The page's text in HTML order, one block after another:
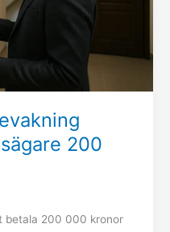
200
betala 200 000 kronor